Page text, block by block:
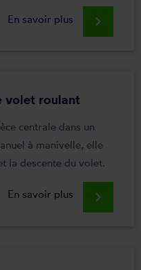
En savoir plus keyboard_arrow_right
volet roulant
centrale dans un
à manivelle, elle
la descente du volet.
En savoir plus keyboard_arrow_right